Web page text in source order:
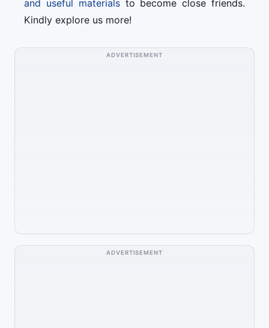
and useful materialsto become close friends.
Kindly explore us more!
ADVERTISEMENT
ADVERTISEMENT